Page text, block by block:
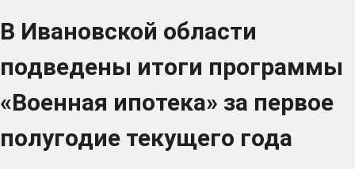
В Ивановской области
подведены итоги программы
«Военная ипотека» за первое
полугодие текущего года